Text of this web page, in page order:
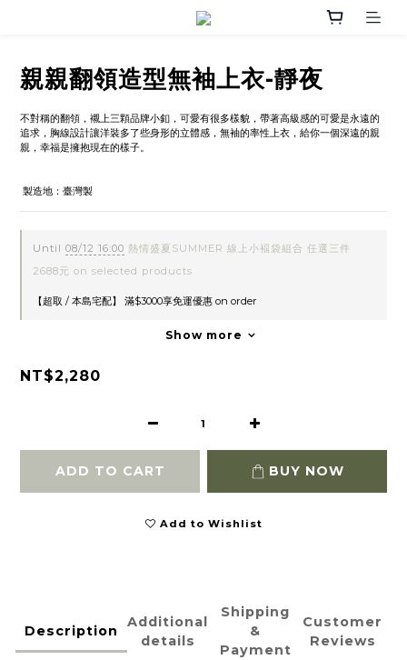
親親翻領造型無袖上衣-靜夜
不對稱的翻領，襯上三顆品牌小釦，可愛有很多樣貌，帶著高級感的可愛是永遠的
追求，胸線設計讓洋裝多了些身形的立體感，無袖的率性上衣，給你一個深遠的親
親，幸福是擁抱現在的樣子。
製造地：臺灣製
Until 08/12 16:00 熱情盛夏SUMMER 線上小褔袋組合 任選三件
2688元 on selected products
【超取 / 本島宅配】 滿$3000享免運優惠 on order
Show more
NT$2,280
ADD TO CART BUY NOW
Add to Wishlist
Description
Additional
details
Shipping
&
Payment
Customer
Reviews